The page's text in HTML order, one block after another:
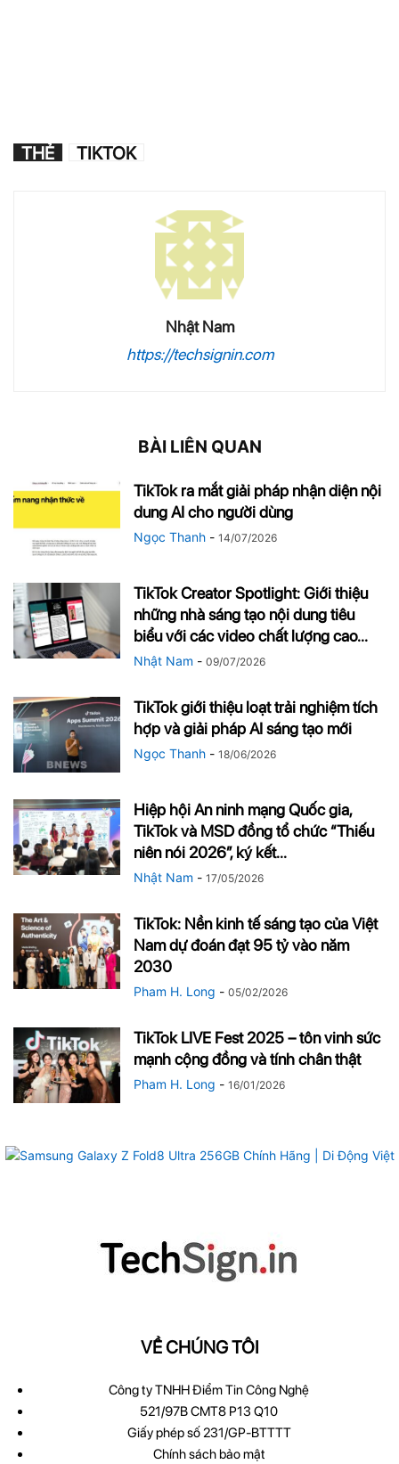
THẺ TIKTOK
Nhật Nam
https://techsignin.com
BÀI LIÊN QUAN
TikTok ra mắt giải pháp nhận diện nội
dung AI cho người dùng
Ngọc Thanh - 14/07/2026
TikTok Creator Spotlight: Giới thiệu
những nhà sáng tạo nội dung tiêu
biểu với các video chất lượng cao...
Nhật Nam - 09/07/2026
TikTok giới thiệu loạt trải nghiệm tích
hợp và giải pháp AI sáng tạo mới
Ngọc Thanh - 18/06/2026
Hiệp hội An ninh mạng Quốc gia,
TikTok và MSD đồng tổ chức “Thiếu
niên nói 2026″, ký kết...
Nhật Nam - 17/05/2026
TikTok: Nền kinh tế sáng tạo của Việt
Nam dự đoán đạt 95 tỷ vào năm
2030
Pham H. Long - 05/02/2026
TikTok LIVE Fest 2025 – tôn vinh sức
mạnh cộng đồng và tính chân thật
Pham H. Long - 16/01/2026
VỀ CHÚNG TÔI
Công ty TNHH Điểm Tin Công Nghệ
521/97B CMT8 P13 Q10
Giấy phép số 231/GP-BTTTT
Chính sách bảo mật